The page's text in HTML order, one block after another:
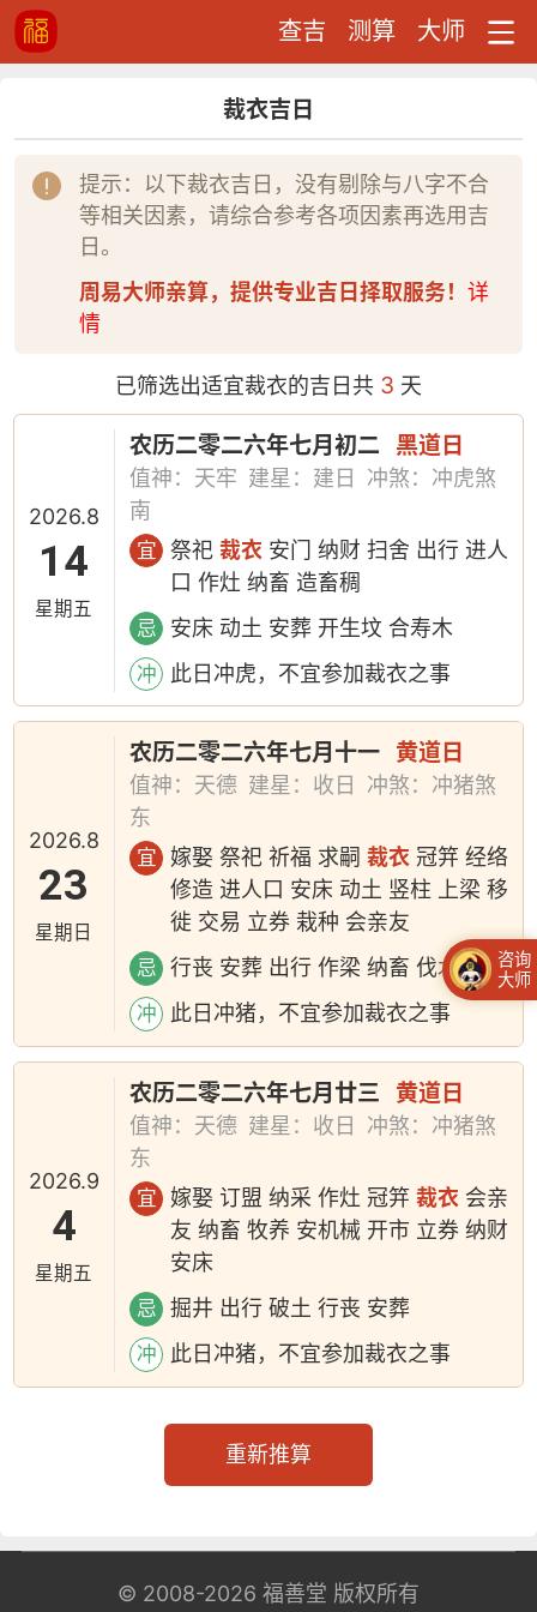
查吉 测算 大师
裁衣吉日
提示：以下裁衣吉日，没有剔除与八字不合
等相关因素，请综合参考各项因素再选用吉
日。
周易大师亲算，提供专业吉日择取服务！ 详
情
已筛选出适宜裁衣的吉日共 3 天
2026.8
14
星期五
农历二零二六年七月初二 黑道日
值神：天牢 建星：建日
冲煞：冲虎煞
南
宜 祭祀裁衣 安门 纳财 扫舍 出行 进人
口 作灶 纳畜 造畜稠
忌 安床 动土 安葬 开生坟 合寿木
冲 此日冲虎，不宜参加裁衣之事
2026.8
23
星期日
农历二零二六年七月十一 黄道日
值神：天德 建星：收日
冲煞：冲猪煞
东
宜 嫁娶 祭祀 祈福 求嗣裁衣 冠笄 经络
修造 进人口 安床 动土 竖柱 上梁 移
徙 交易 立券 栽种 会亲友
忌 行丧 安葬 出行 作梁 纳畜 伐木 造桥
冲 此日冲猪，不宜参加裁衣之事
2026.9
4
星期五
农历二零二六年七月廿三 黄道日
值神：天德 建星：收日
冲煞：冲猪煞
东
宜 嫁娶 订盟 纳采 作灶 冠笄裁衣 会亲
友 纳畜 牧养 安机械 开市 立券 纳财
安床
忌 掘井 出行 破土 行丧 安葬
冲 此日冲猪，不宜参加裁衣之事
重新推算
© 2008-2026 福善堂 版权所有
咨询
大师